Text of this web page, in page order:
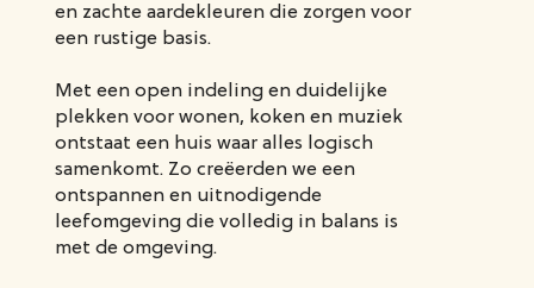
en zachte aardekleuren die zorgen voor
een rustige basis.
Met een open indeling en duidelijke
plekken voor wonen, koken en muziek
ontstaat een huis waar alles logisch
samenkomt. Zo creëerden we een
ontspannen en uitnodigende
leefomgeving die volledig in balans is
met de omgeving.